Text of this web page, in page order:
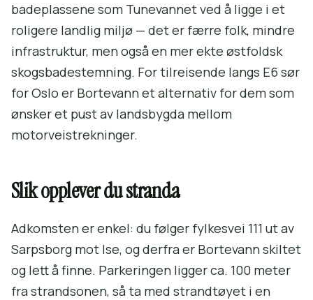
badeplassene som Tunevannet ved å ligge i et
roligere landlig miljø — det er færre folk, mindre
infrastruktur, men også en mer ekte østfoldsk
skogsbadestemning. For tilreisende langs E6 sør
for Oslo er Bortevann et alternativ for dem som
ønsker et pust av landsbygda mellom
motorveistrekninger.
Slik opplever du stranda
Adkomsten er enkel: du følger fylkesvei 111 ut av
Sarpsborg mot Ise, og derfra er Bortevann skiltet
og lett å finne. Parkeringen ligger ca. 100 meter
fra strandsonen, så ta med strandtøyet i en